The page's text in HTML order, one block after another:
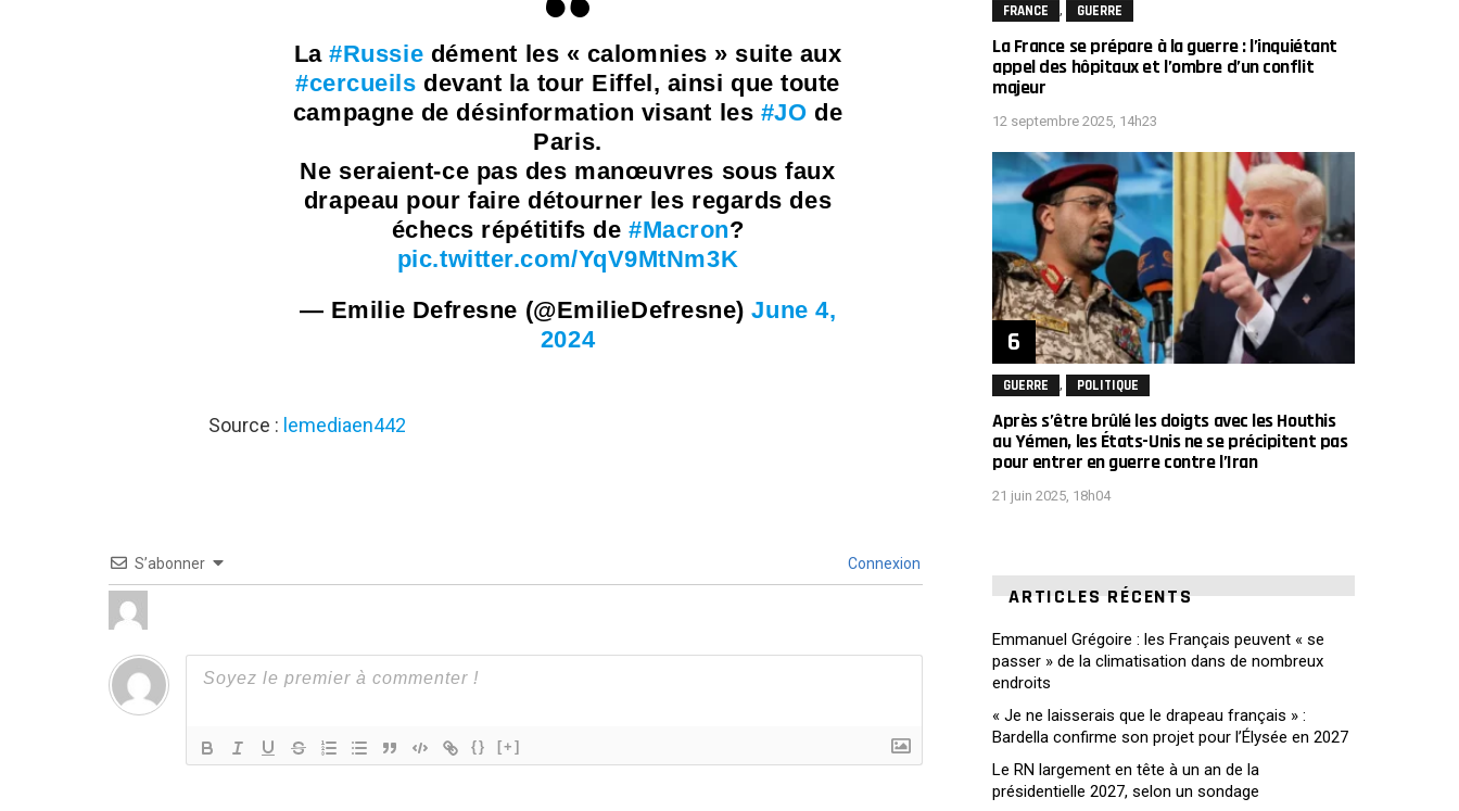
La#Russie dément les « calomnies » suite aux
#cercueils devant la tour Eiffel, ainsi que toute
campagne de désinformation visant les #JO de
Paris.
Ne seraient-ce pas des manœuvres sous faux
drapeau pour faire détourner les regards des
échecs répétitifs de#Macron?
pic.twitter.com/YqV9MtNm3K
— Emilie Defresne (@EmilieDefresne)June 4,
2024
Source : lemediaen442
S’abonner Connexion
{} [+]
FRANCE , GUERRE
La France se prépare à la guerre : l’inquiétant
appel des hôpitaux et l’ombre d’un conflit
majeur
12 septembre 2025, 14h23
GUERRE , POLITIQUE
Après s’être brûlé les doigts avec les Houthis
au Yémen, les États-Unis ne se précipitent pas
pour entrer en guerre contre l’Iran
21 juin 2025, 18h04
ARTICLES RÉCENTS
Emmanuel Grégoire : les Français peuvent « se
passer » de la climatisation dans de nombreux
endroits
« Je ne laisserais que le drapeau français » :
Bardella confirme son projet pour l’Élysée en 2027
Le RN largement en tête à un an de la
présidentielle 2027, selon un sondage